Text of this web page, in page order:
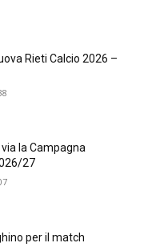
Rieti Calcio 2026 –
via la Campagna
27
per il match